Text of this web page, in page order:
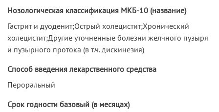
Нозологическая классификация МКБ-10 (название)
Гастрит и дуоденит;Острый холецистит;Хронический
холецистит;Другие уточненные болезни желчного пузыря
и пузырного протока (в т.ч. дискинезия)
Способ введения лекарственного средства
Пероральный
Срок годности базовый (в месяцах)